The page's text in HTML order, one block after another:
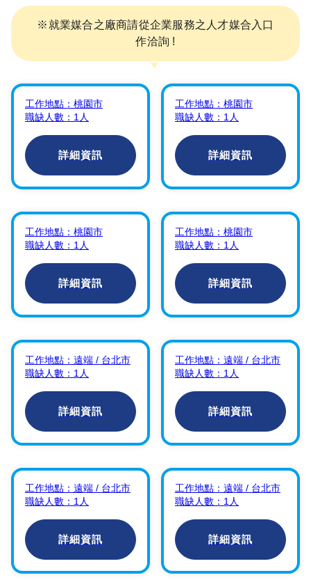
※就業媒合之廠商請從企業服務之人才媒合入口
作洽詢 !
Engineer雲地整合
架構工程師
阿卡希亞股份有限公司
工作地點： 桃園市
職缺人數： 1 人
詳細資訊
Senior Engineer】
阿卡希亞股份有限公司
工作地點： 桃園市
職缺人數： 1 人
詳細資訊
Transformation
Consultant
阿卡希亞股份有限公司
工作地點： 桃園市
職缺人數： 1 人
詳細資訊
Transformation
Associate
Consultant 數位轉
阿卡希亞股份有限公司
工作地點： 桃園市
職缺人數： 1 人
詳細資訊
(Research &
Development) 市
場研究員
香港商雋思產品發展有限
工作地點： 遠端 / 台北市
職缺人數： 1 人
詳細資訊
(Research &
Development) 開
發員
香港商雋思產品發展有限
工作地點： 遠端 / 台北市
職缺人數： 1 人
詳細資訊
(Research &
Development) AI
Research
香港商雋思產品發展有限
工作地點： 遠端 / 台北市
職缺人數： 1 人
詳細資訊
(Research &
Development) AI
Development
香港商雋思產品發展有限
工作地點： 遠端 / 台北市
職缺人數： 1 人
詳細資訊